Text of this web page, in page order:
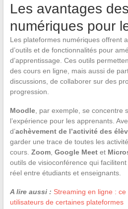
Les avantages
numériques pour
Les plateformes numériques offrent
d’outils et de fonctionnalités pour
d’apprentissage. Ces outils
des cours en ligne, mais aussi de
discussions, de collaborer sur des
progression.
Moodle, par exemple, se concentre
l’expérience pour les apprenants.
d’achèvement de l’activité des
garder une trace de toutes les
cours. Zoom, Google Meetet
outils de visioconférence qui
réel entre étudiants et enseignants.
A lire aussi : Streaming en ligne :
utilisateurs de certaines plateformes